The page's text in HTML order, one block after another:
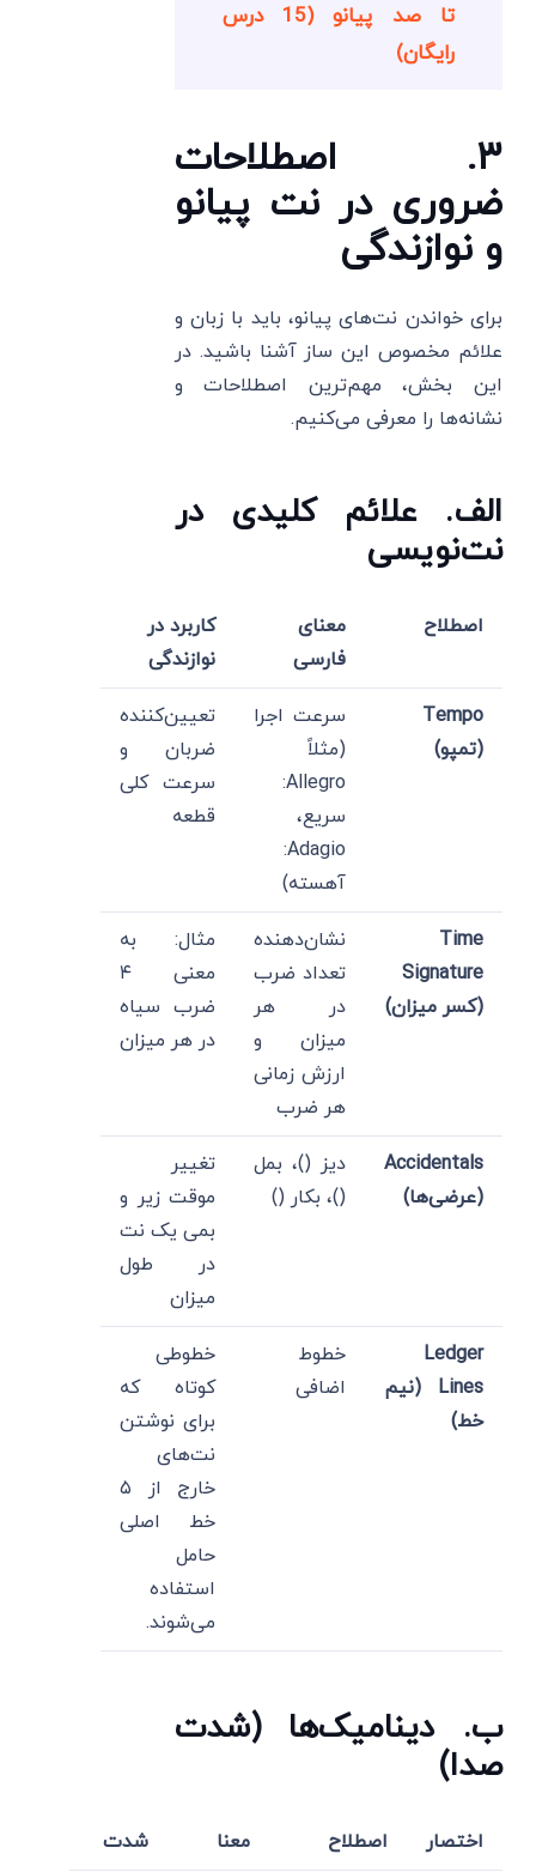
تا صد پیانو (15 درس
رایگان)
۳. اصطلاحات
ضروری در نت پیانو
و نوازندگی
برای خواندن نت‌های پیانو، باید با زبان و
علائم مخصوص این ساز آشنا باشید. در
این بخش، مهم‌ترین اصطلاحات و
نشانه‌ها را معرفی می‌کنیم.
الف. علائم کلیدی در
نت‌نویسی
اصطلاح
معنای
فارسی
کاربرد در
نوازندگی
Tempo
(تمپو)
سرعت اجرا
(مثلاً
Allegro:
سریع،
Adagio:
آهسته)
تعیین‌کننده
ضربان و
سرعت کلی
قطعه
Time
Signature
(کسر میزان)
نشان‌دهنده
تعداد ضرب
در هر
میزان و
ارزش زمانی
هر ضرب
مثال: به
معنی ۴
ضرب سیاه
در هر میزان
Accidentals
(عرضی‌ها)
دیز ()، بمل
()، بکار ()
تغییر
موقت زیر و
بمی یک نت
در طول
میزان
Ledger
Lines (نیم
خط)
خطوط
اضافی
خطوطی
کوتاه که
برای نوشتن
نت‌های
خارج از ۵
خط اصلی
حامل
استفاده
می‌شوند.
ب. دینامیک‌ها (شدت
صدا)
اختصار اصطلاح معنا شدت